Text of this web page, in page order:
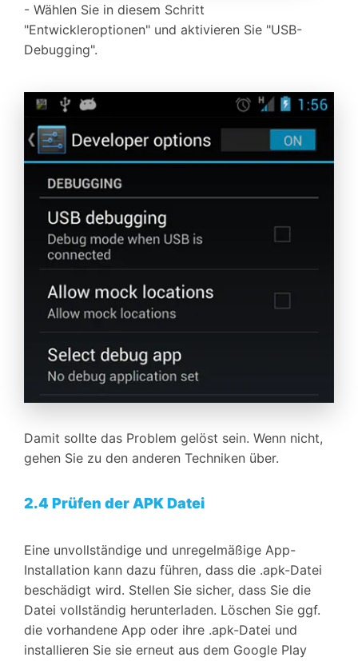
- Wählen Sie in diesem Schritt
"Entwickleroptionen" und aktivieren Sie "USB-
Debugging".
Damit sollte das Problem gelöst sein. Wenn nicht,
gehen Sie zu den anderen Techniken über.
2.4 Prüfen der APK Datei
Eine unvollständige und unregelmäßige App-
Installation kann dazu führen, dass die .apk-Datei
beschädigt wird. Stellen Sie sicher, dass Sie die
Datei vollständig herunterladen. Löschen Sie ggf.
die vorhandene App oder ihre .apk-Datei und
installieren Sie sie erneut aus dem Google Play